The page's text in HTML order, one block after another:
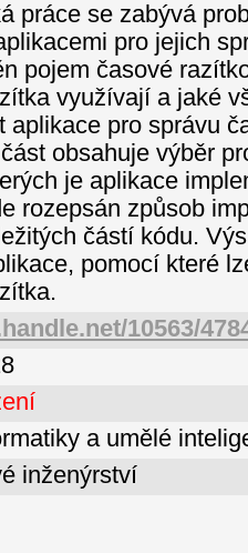
práce se zabývá
pro jejich
pojem časové
využívají a jaké
aplikace pro správu
obsahuje výběr
je aplikace
rozepsán způsob
částí kódu.
pomocí které
10563/
a umělé
inženýrství